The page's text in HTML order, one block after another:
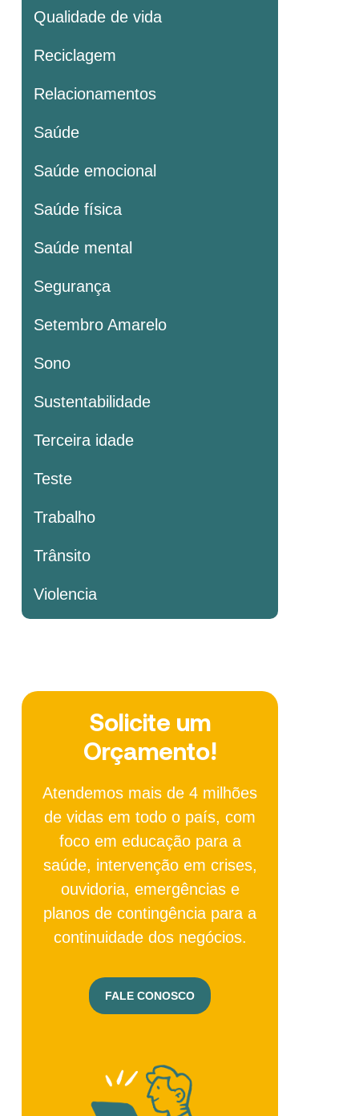
Qualidade de vida
Reciclagem
Relacionamentos
Saúde
Saúde emocional
Saúde física
Saúde mental
Segurança
Setembro Amarelo
Sono
Sustentabilidade
Terceira idade
Teste
Trabalho
Trânsito
Violencia
Solicite um
Orçamento!
Atendemos mais de 4 milhões
de vidas em todo o país, com
foco em educação para a
saúde, intervenção em crises,
ouvidoria, emergências e
planos de contingência para a
continuidade dos negócios.
FALE CONOSCO